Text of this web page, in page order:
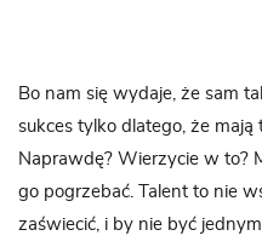
Bo nam się wydaje, że sam
sukces tylko dlatego, że
Naprawdę? Wierzycie w to?
go pogrzebać. Talent to nie
zaświecić, i by nie być